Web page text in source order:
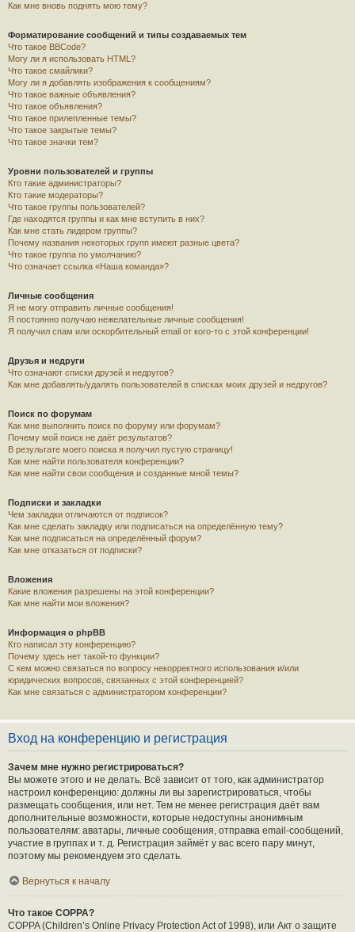
Как мне вновь поднять мою тему?
Форматирование сообщений и типы создаваемых тем
Что такое BBCode?
Могу ли я использовать HTML?
Что такое смайлики?
Могу ли я добавлять изображения к сообщениям?
Что такое важные объявления?
Что такое объявления?
Что такое прилепленные темы?
Что такое закрытые темы?
Что такое значки тем?
Уровни пользователей и группы
Кто такие администраторы?
Кто такие модераторы?
Что такое группы пользователей?
Где находятся группы и как мне вступить в них?
Как мне стать лидером группы?
Почему названия некоторых групп имеют разные цвета?
Что такое группа по умолчанию?
Что означает ссылка «Наша команда»?
Личные сообщения
Я не могу отправить личные сообщения!
Я постоянно получаю нежелательные личные сообщения!
Я получил спам или оскорбительный email от кого-то с этой конференции!
Друзья и недруги
Что означают списки друзей и недругов?
Как мне добавлять/удалять пользователей в списках моих друзей и недругов?
Поиск по форумам
Как мне выполнить поиск по форуму или форумам?
Почему мой поиск не даёт результатов?
В результате моего поиска я получил пустую страницу!
Как мне найти пользователя конференции?
Как мне найти свои сообщения и созданные мной темы?
Подписки и закладки
Чем закладки отличаются от подписок?
Как мне сделать закладку или подписаться на определённую тему?
Как мне подписаться на определённый форум?
Как мне отказаться от подписки?
Вложения
Какие вложения разрешены на этой конференции?
Как мне найти мои вложения?
Информация о phpBB
Кто написал эту конференцию?
Почему здесь нет такой-то функции?
С кем можно связаться по вопросу некорректного использования и/или
юридических вопросов, связанных с этой конференцией?
Как мне связаться с администратором конференции?
Вход на конференцию и регистрация
Зачем мне нужно регистрироваться?
Вы можете этого и не делать. Всё зависит от того, как администратор
настроил конференцию: должны ли вы зарегистрироваться, чтобы
размещать сообщения, или нет. Тем не менее регистрация даёт вам
дополнительные возможности, которые недоступны анонимным
пользователям: аватары, личные сообщения, отправка email-сообщений,
участие в группах и т. д. Регистрация займёт у вас всего пару минут,
поэтому мы рекомендуем это сделать.
Вернуться к началу
Что такое COPPA?
COPPA (Children’s Online Privacy Protection Act of 1998), или Акт о защите